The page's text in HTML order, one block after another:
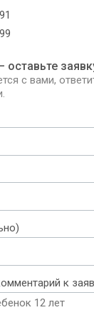
оставьте
с вами,
к